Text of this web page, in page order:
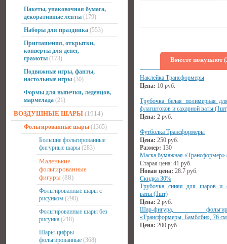
Пакеты, упаковочная бумага,
декоративные ленты (179)
Наборы для праздника (553)
Приглашения, открытки,
конверты для денег,
грамоты (173)
Подвижные игры, фанты,
настольные игры (30)
Формы для выпечки, леденцов,
мармелада (21)
ВОЗДУШНЫЕ ШАРЫ (1914)
Фольгированные шары (1365)
Большие фольгированные
фигурные шары (283)
Маленькие
фольгированные
фигуры (88)
Фольгированные шары с
рисунком (298)
Фольгированные шары без
рисунка (218)
Шары-цифры
фольгированные (368)
Вместе покупают
Наклейка Трансформеры
Цена: 10 руб.
Трубочка белая полимерная
флагштоков и сахарной ваты
Цена: 2 руб.
Футболка Трансформеры
Цена: 250 руб.
Размер: 130
Маска бумажная
Старая цена: 41 руб.
Новая цена: 28.7 руб.
Скидка 30%
Трубочка синяя для шаров и
ваты (1шт)
Цена: 2 руб.
Шар-фигура,
«Трансформеры, Бамблби», 76 см
Цена: 200 руб.